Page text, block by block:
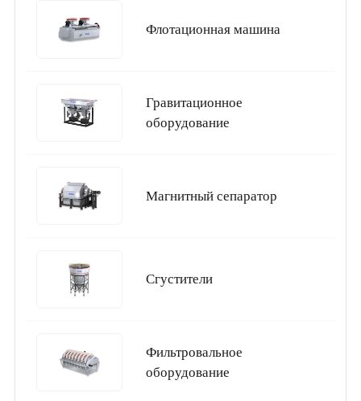
Флотационная машина
Гравитационное
оборудование
Магнитный сепаратор
Сгустители
Фильтровальное
оборудование